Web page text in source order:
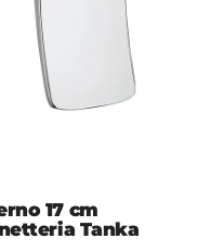
17 cm
Tanka